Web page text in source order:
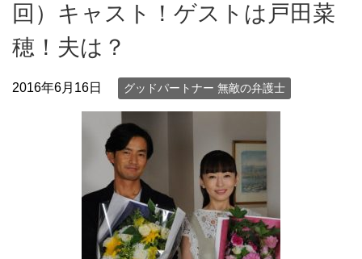
回）キャスト！ゲストは戸田菜
穂！夫は？
2016年6月16日 グッドパートナー 無敵の弁護士